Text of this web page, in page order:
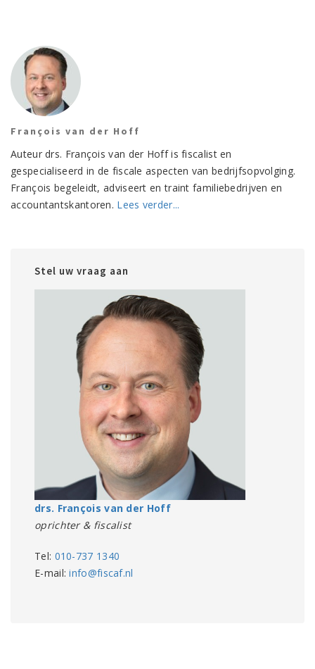
François van der Hoff
Auteur drs. François van der Hoff is fiscalist en
gespecialiseerd in de fiscale aspecten van bedrijfsopvolging.
François begeleidt, adviseert en traint familiebedrijven en
accountantskantoren. Lees verder...
Stel uw vraag aan
drs. François van der Hoff
oprichter & fiscalist
Tel: 010-737 1340
E-mail:info@fiscaf.nl